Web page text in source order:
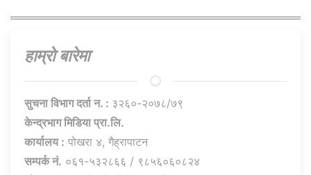
हाम्राे बारेमा
सुचना विभाग दर्ता न. : ३२६०-२०७८/७९
केन्द्रभाग मिडिया प्रा.लि.
कार्यालय : पोखरा ४, गैह्रापाटन
सम्पर्क नं. ०६१-५३२८६६ / ९८५६०६०८२४